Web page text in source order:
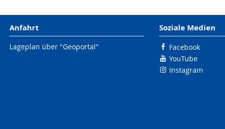
Anfahrt
Lageplan über "Geoportal"
Soziale Medien
Facebook
YouTube
Instagram